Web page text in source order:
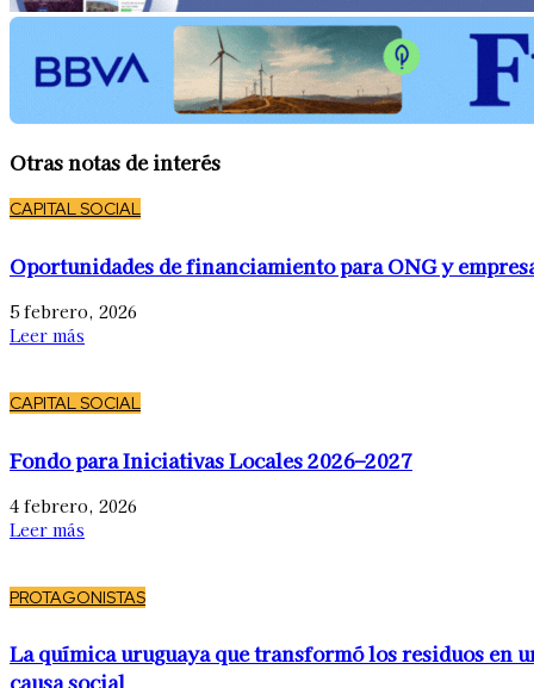
Otras notas de interés
CAPITAL SOCIAL
Oportunidades de financiamiento para ONG y
5 febrero, 2026
Leer más
CAPITAL SOCIAL
Fondo para Iniciativas Locales 2026–2027
4 febrero, 2026
Leer más
PROTAGONISTAS
La química uruguaya que transformó los residuos en